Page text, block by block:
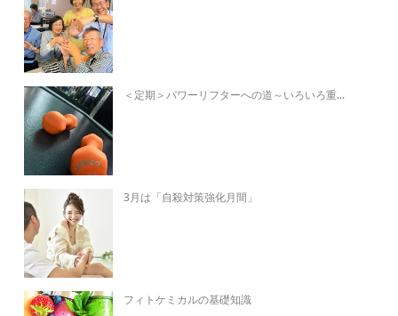
＜定期＞パワーリフターへの道～いろいろ重...
3月は「自殺対策強化月間」
フィトケミカルの基礎知識